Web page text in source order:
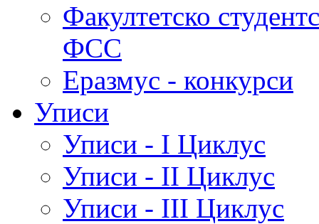
Факултетско
ФСС
Еразмус - конкурси
Уписи
Уписи - I Циклус
Уписи - II Циклус
Уписи - III Циклус